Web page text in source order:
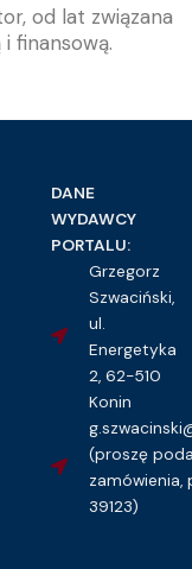
od lat związana
finansową.
DANE
WYDAWCY
PORTALU:
Grzegorz
Szwaciński,
ul.
Energetyka
2, 62-510
Konin
(proszę
zamówienia,
39123)